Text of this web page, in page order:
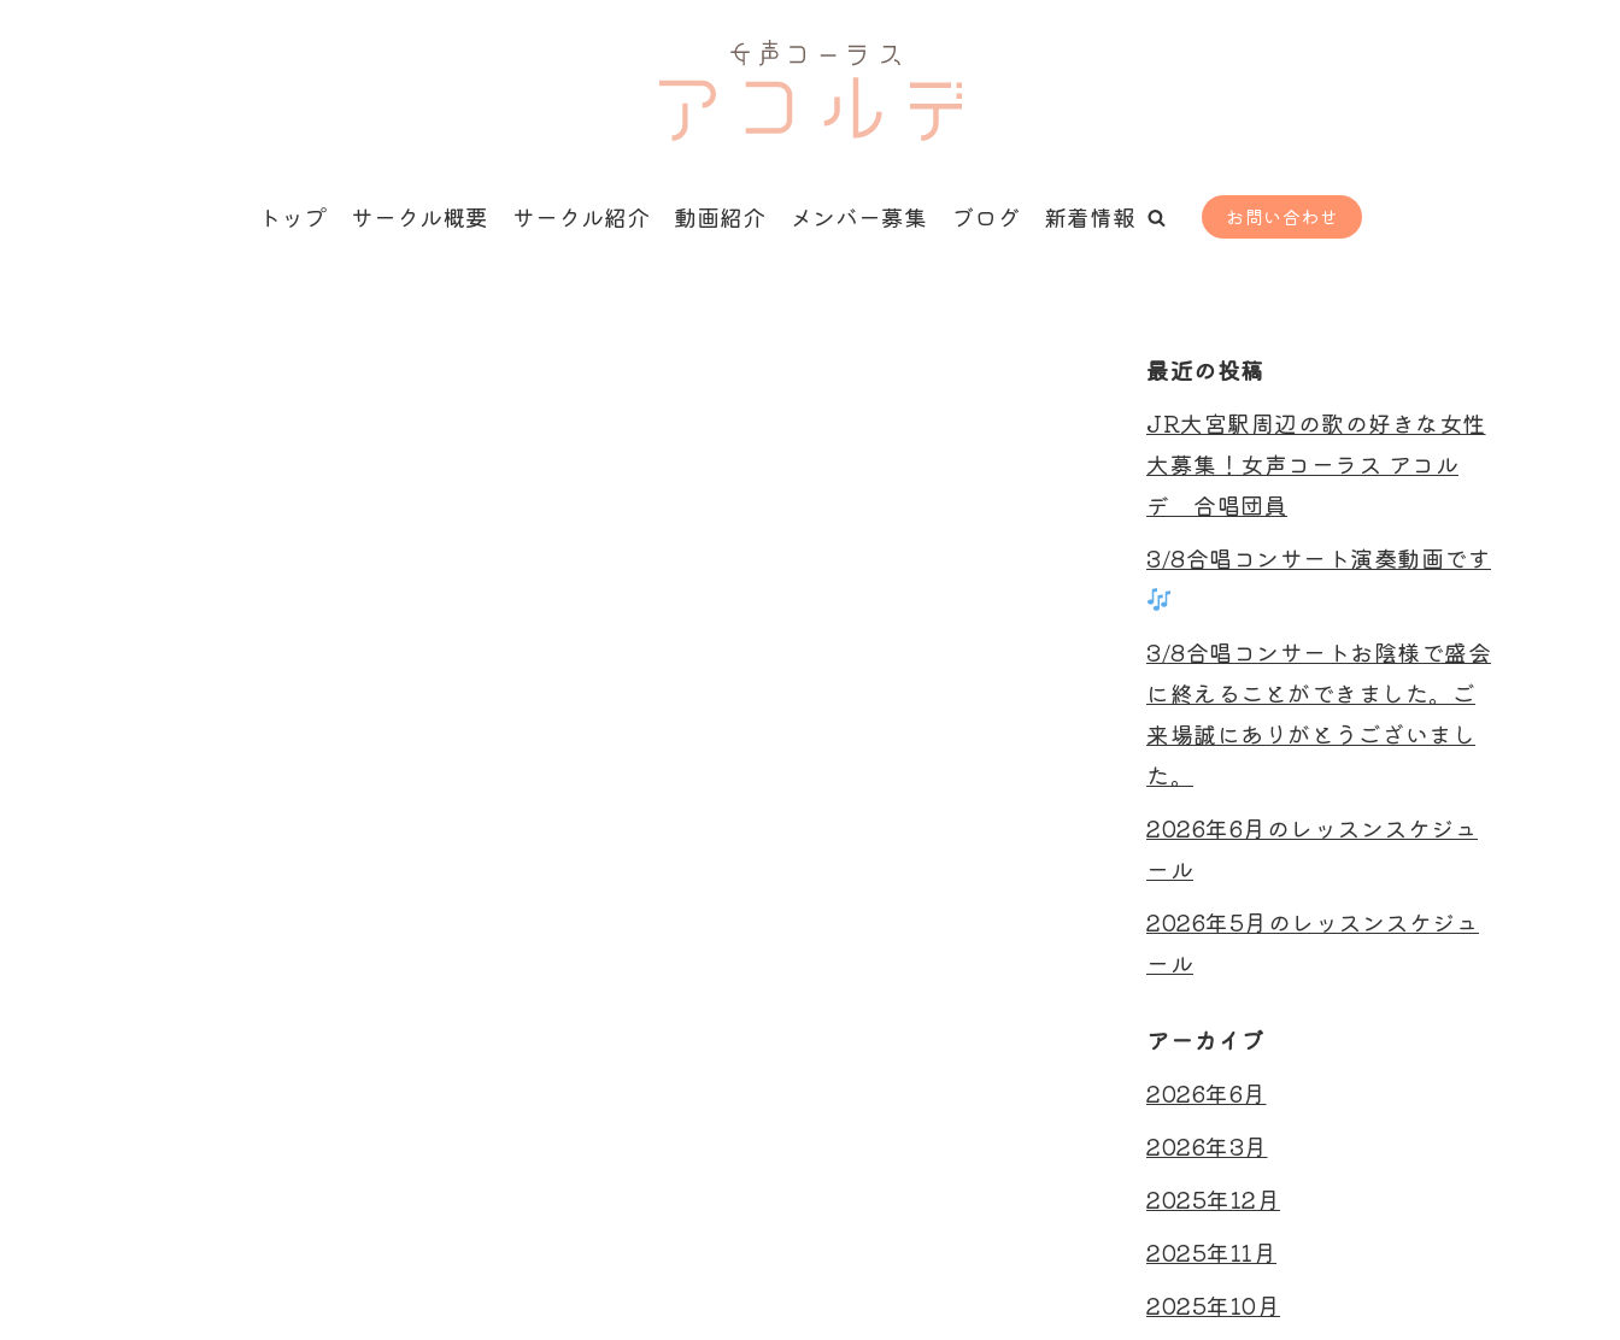
トップ サークル概要 サークル紹介 動画紹介 メンバー募集 ブログ 新着情報 お問い合わせ
最近の投稿
JR大宮駅周辺の歌の好きな女性
大募集！女声コーラス アコル
デ 合唱団員
3/8合唱コンサート演奏動画です
3/8合唱コンサートお陰様で盛会
に終えることができました。ご
来場誠にありがとうございまし
た。
2026年6月のレッスンスケジュ
ール
2026年5月のレッスンスケジュ
ール
アーカイブ
2026年6月
2026年3月
2025年12月
2025年11月
2025年10月